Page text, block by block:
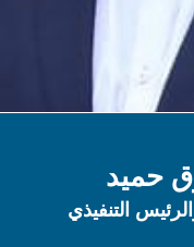
حميد
التنفيذي